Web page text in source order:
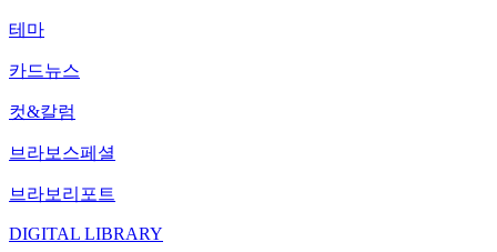
테마
카드뉴스
컷&칼럼
브라보스페셜
브라보리포트
DIGITAL LIBRARY